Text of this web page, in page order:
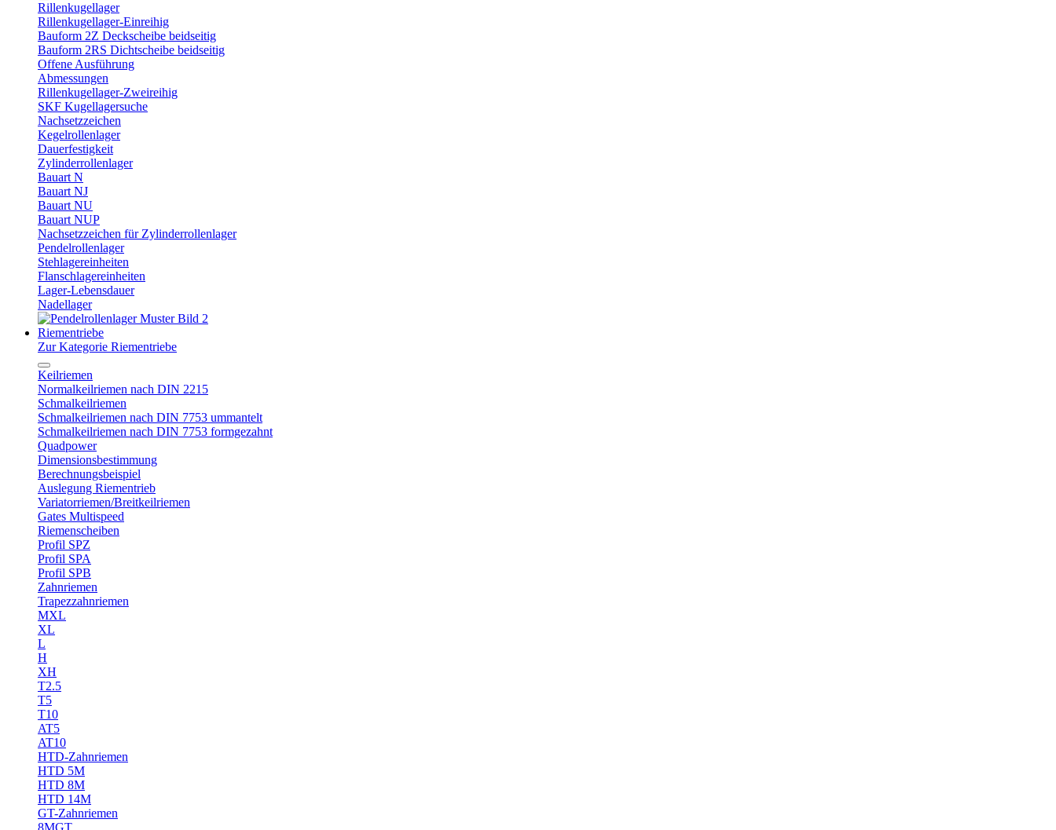
Rillenkugellager
Rillenkugellager-Einreihig
Bauform 2Z Deckscheibe beidseitig
Bauform 2RS Dichtscheibe beidseitig
Offene Ausführung
Abmessungen
Rillenkugellager-Zweireihig
SKF Kugellagersuche
Nachsetzzeichen
Kegelrollenlager
Dauerfestigkeit
Zylinderrollenlager
Bauart N
Bauart NJ
Bauart NU
Bauart NUP
Nachsetzzeichen für Zylinderrollenlager
Pendelrollenlager
Stehlagereinheiten
Flanschlagereinheiten
Lager-Lebensdauer
Nadellager
Riementriebe
Zur Kategorie Riementriebe
Keilriemen
Normalkeilriemen nach DIN 2215
Schmalkeilriemen
Schmalkeilriemen nach DIN 7753 ummantelt
Schmalkeilriemen nach DIN 7753 formgezahnt
Quadpower
Dimensionsbestimmung
Berechnungsbeispiel
Auslegung Riementrieb
Variatorriemen/Breitkeilriemen
Gates Multispeed
Riemenscheiben
Profil SPZ
Profil SPA
Profil SPB
Zahnriemen
Trapezzahnriemen
MXL
XL
L
H
XH
T2.5
T5
T10
AT5
AT10
HTD-Zahnriemen
HTD 5M
HTD 8M
HTD 14M
GT-Zahnriemen
8MGT